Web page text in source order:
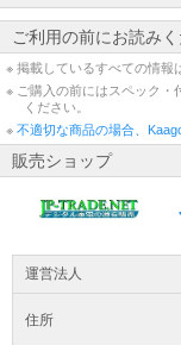
文への対応は翌営業
お伝えしており、ご
確認致します。
配達日のご指定につ
当店に於きましては
ます。※ご注文時点よ
確認の上、配送業者へ
ご注文時のご住所の
た場合、発送自体を
合は、ご注文をキャ
ご注文時の注意点
ご利用の前にお読み
※ 掲載しているすべての情報
※ ご購入の前にはスペック・
ください。
※ 不適切な商品の場合、
販売ショップ
運営法人
住所